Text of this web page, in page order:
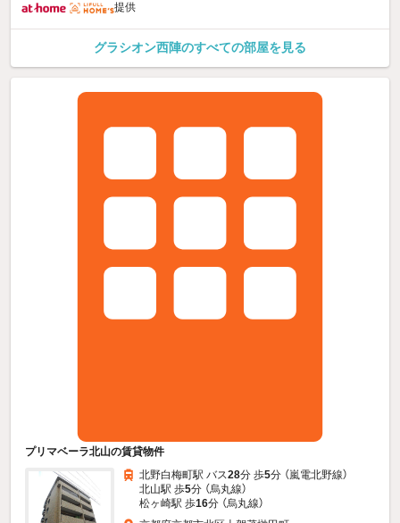
提供
グラシオン西陣のすべての部屋を見る
プリマベーラ北山の賃貸物件
北野白梅町駅 バス28分 歩5分 （嵐電北野線）
北山駅 歩5分 （烏丸線）
松ヶ崎駅 歩16分 （烏丸線）